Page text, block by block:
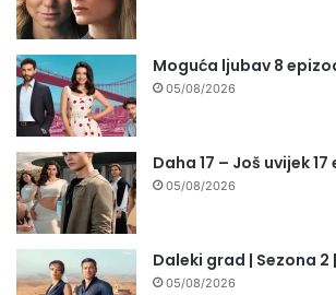
Moguća ljubav 8
05/08/2026
Daha 17 – Još uvijek
05/08/2026
Daleki grad | Sezona 2
05/08/2026